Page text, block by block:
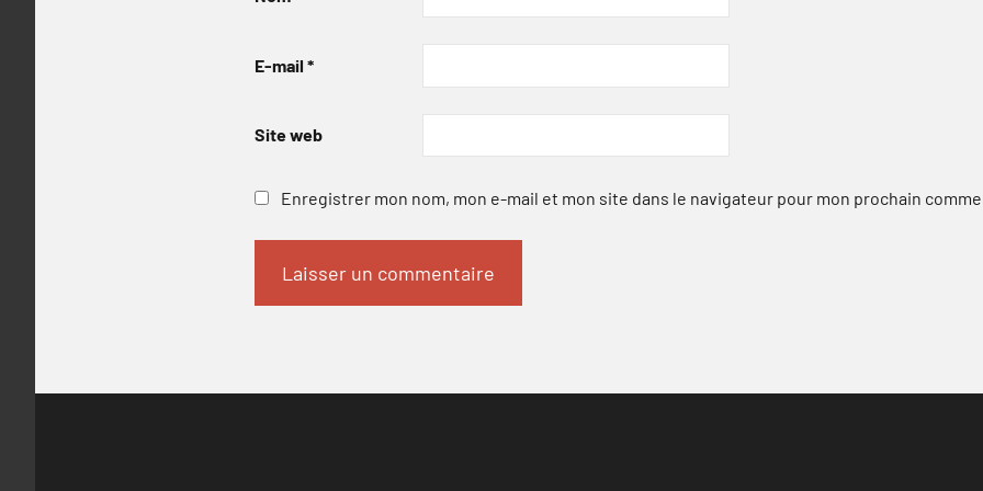
E-mail *
Site web
Enregistrer mon nom, mon e-mail et mon site dans le navigateur pour mon prochain